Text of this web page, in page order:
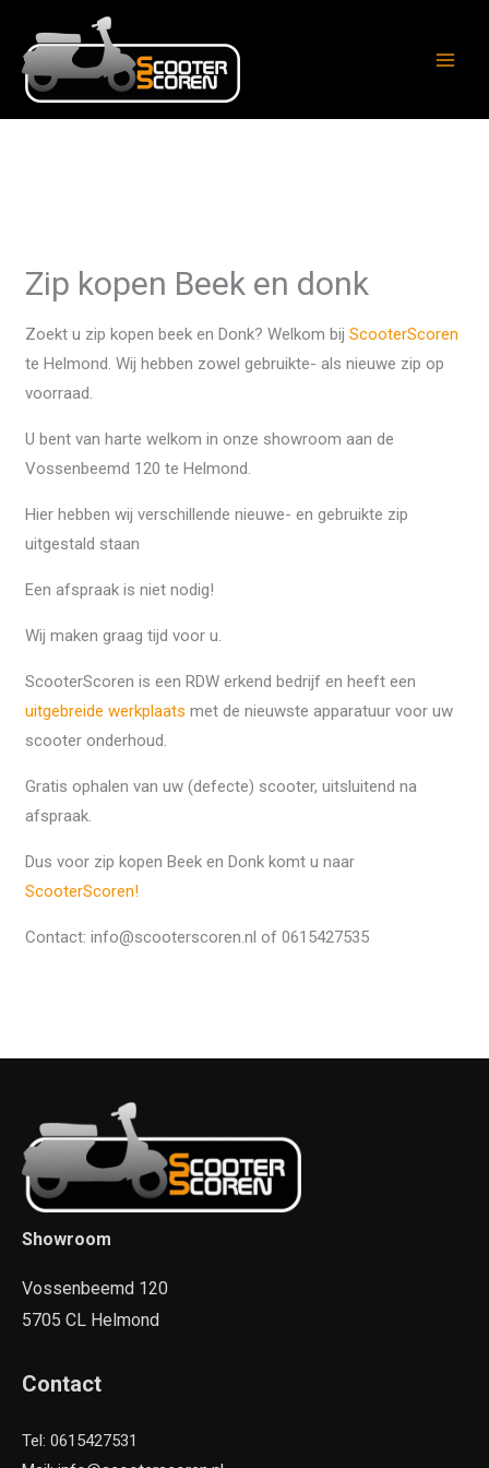
naar
inhoud
Zip kopen Beek en donk
Zoekt u zip kopen beek en Donk? Welkom bijScooterScoren
te Helmond. Wij hebben zowel gebruikte- als nieuwe zip op
voorraad.
U bent van harte welkom in onze showroom aan de
Vossenbeemd 120 te Helmond.
Hier hebben wij verschillende nieuwe- en gebruikte zip
uitgestald staan
Een afspraak is niet nodig!
Wij maken graag tijd voor u.
ScooterScoren is een RDW erkend bedrijf en heeft een
uitgebreide werkplaats met de nieuwste apparatuur voor uw
scooter onderhoud.
Gratis ophalen van uw (defecte) scooter, uitsluitend na
afspraak.
Dus voor zip kopen Beek en Donk komt u naar
ScooterScoren!
Contact: info@scooterscoren.nl of 0615427535
Showroom
Vossenbeemd 120
5705 CL Helmond
Contact
Tel: 0615427531